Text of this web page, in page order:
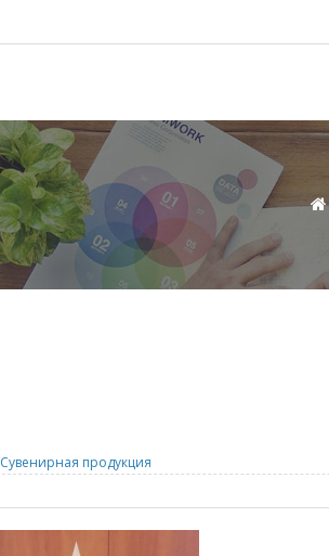
Сувенирная продукция